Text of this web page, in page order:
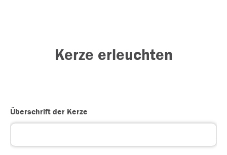
Kerze erleuchten
Überschrift der Kerze